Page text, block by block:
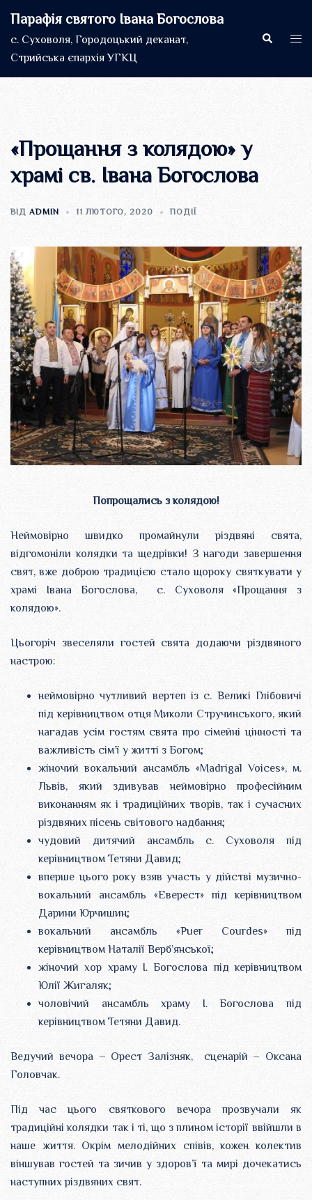
до
вмісту
Парафія святого Івана Богослова
с. Суховоля, Городоцький деканат,
Стрийська єпархія УГКЦ
Пошук
«Прощання з колядою» у
храмі св. Івана Богослова
ВІД ADMIN 11 ЛЮТОГО, 2020 ПОДІЇ
Попрощались з колядою!
Неймовірно швидко промайнули різдвяні свята,
відгомоніли колядки та щедрівки! З нагоди завершення
свят, вже доброю традицією стало щороку святкувати у
храмі Івана Богослова, с. Суховоля «Прощання з
колядою».
Цьогоріч звеселяли гостей свята додаючи різдвяного
настрою:
неймовірно чутливий вертеп із с. Великі Глібовичі
під керівництвом отця Миколи Стручинського, який
нагадав усім гостям свята про сімейні цінності та
важливість сім’ї у житті з Богом;
жіночий вокальний ансамбль «Madrigal Voices», м.
Львів, який здивував неймовірно професійним
виконанням як і традиційних творів, так і сучасних
різдвяних пісень світового надбання;
чудовий дитячий ансамбль с. Суховоля під
керівництвом Тетяни Давид;
вперше цього року взяв участь у дійстві музично-
вокальний ансамбль «Еверест» під керівництвом
Дарини Юрчишин;
вокальний ансамбль «Puer Courdes» під
керівництвом Наталії Верб’янської;
жіночий хор храму І. Богослова під керівництвом
Юлії Жигаляк;
чоловічий ансамбль храму І. Богослова під
керівництвом Тетяни Давид.
Ведучий вечора – Орест Залізняк, cценарій – Оксана
Головчак.
Під час цього святкового вечора прозвучали як
традиційні колядки так і ті, що з плином історії ввійшли в
наше життя. Окрім мелодійних співів, кожен колектив
віншував гостей та зичив у здоров’ї та мирі дочекатись
наступних різдвяних свят.